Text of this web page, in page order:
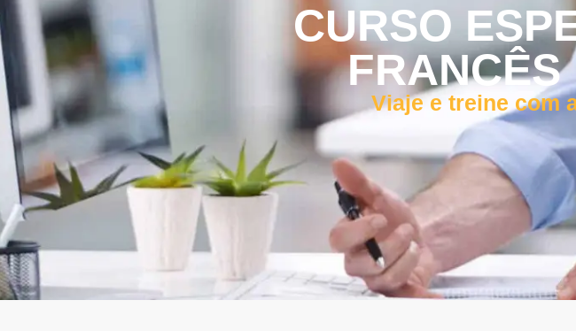
CURSO
FRANCÊS
Viaje e treine com